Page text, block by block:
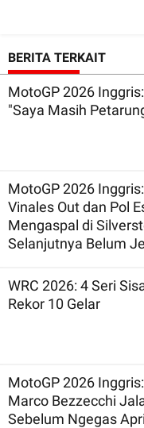
BERITA TERKAIT
MotoGP 2026
"Saya Masih
MotoGP 2026
Vinales Out dan Pol
Mengaspal di
Selanjutnya Belum
WRC 2026: 4 Seri
Rekor 10 Gelar
MotoGP 2026
Marco Bezzecchi
Sebelum Ngegas